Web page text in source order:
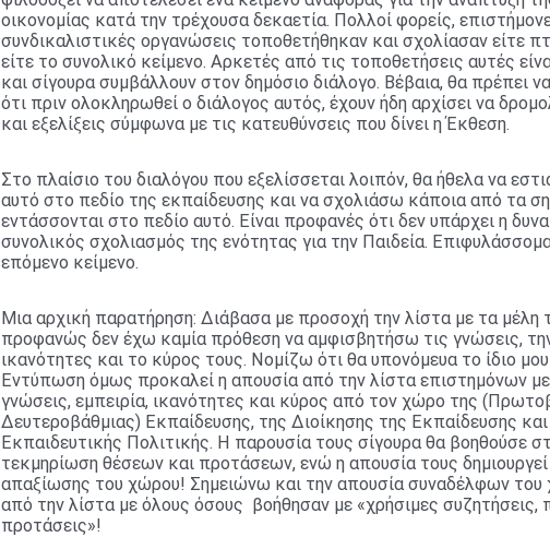
οικονομίας κατά την τρέχουσα δεκαετία. Πολλοί φορείς,
συνδικαλιστικές οργανώσεις τοποθετήθηκαν και σχολίασαν είτε
είτε το συνολικό κείμενο. Αρκετές από τις τοποθετήσεις αυτές
και σίγουρα συμβάλλουν στον δημόσιο διάλογο. Βέβαια, θα πρέπει
ότι πριν ολοκληρωθεί ο διάλογος αυτός, έχουν ήδη αρχίσει να
και εξελίξεις σύμφωνα με τις κατευθύνσεις που δίνει η Έκθεση.
Στο πλαίσιο του διαλόγου που εξελίσσεται λοιπόν, θα ήθελα να
αυτό στο πεδίο της εκπαίδευσης και να σχολιάσω κάποια από τα
εντάσσονται στο πεδίο αυτό. Είναι προφανές ότι δεν υπάρχει η
συνολικός σχολιασμός της ενότητας για την Παιδεία.
επόμενο κείμενο.
Μια αρχική παρατήρηση: Διάβασα με προσοχή την λίστα με τα μέλη
προφανώς δεν έχω καμία πρόθεση να αμφισβητήσω τις γνώσεις, την
ικανότητες και το κύρος τους. Νομίζω ότι θα υπονόμευα το ίδιο
Εντύπωση όμως προκαλεί η απουσία από την λίστα επιστημόνων με
γνώσεις, εμπειρία, ικανότητες και κύρος από τον χώρο της
Δευτεροβάθμιας) Εκπαίδευσης, της Διοίκησης της Εκπαίδευσης
Εκπαιδευτικής Πολιτικής. Η παρουσία τους σίγουρα θα βοηθούσε
τεκμηρίωση θέσεων και προτάσεων, ενώ η απουσία τους
απαξίωσης του χώρου! Σημειώνω και την απουσία συναδέλφων του
από την λίστα με όλους όσους βοήθησαν με «χρήσιμες συζητήσεις,
προτάσεις»!